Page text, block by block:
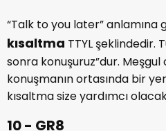
“Talk to you later” anlamına
kısaltmaTTYL şeklindedir.
sonra konuşuruz”dur.
konuşmanın ortasında bir